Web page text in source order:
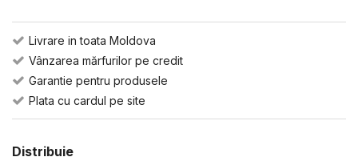
Livrare in toata Moldova
Vânzarea mărfurilor pe credit
Garantie pentru produsele
Plata cu cardul pe site
Distribuie